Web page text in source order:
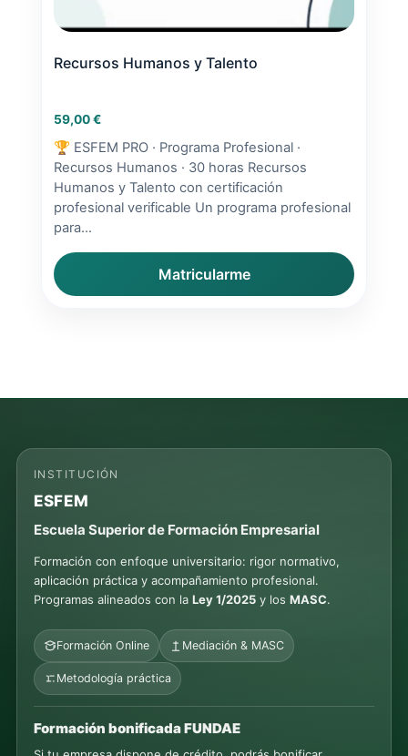
Recursos Humanos y Talento
59,00€
🏆 ESFEM PRO · Programa Profesional ·
Recursos Humanos · 30 horas Recursos
Humanos y Talento con certificación
profesional verificable Un programa profesional
para...
Matricularme
INSTITUCIÓN
ESFEM
Escuela Superior de Formación Empresarial
Formación con enfoque universitario: rigor normativo,
aplicación práctica y acompañamiento profesional.
Programas alineados con la Ley 1/2025 y los MASC.
Formación Online Mediación & MASC
Metodología práctica
Formación bonificada FUNDAE